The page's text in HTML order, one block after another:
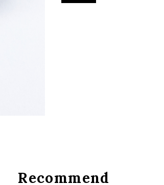
Recommend